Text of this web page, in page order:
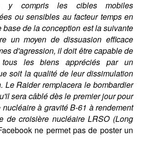
y compris les cibles mobiles
ou sensibles au facteur temps en
de la conception est la suivante
un moyen de dissuasion efficace
d'agression, il doit être capable de
les biens appréciés par un
soit la qualité de leur dissimulation
Le Raider remplacera le bombardier
sera câblé dès le premier jour pour
à gravité B-61 à rendement
de croisière nucléaire LRSO (Long
ne permet pas de poster un